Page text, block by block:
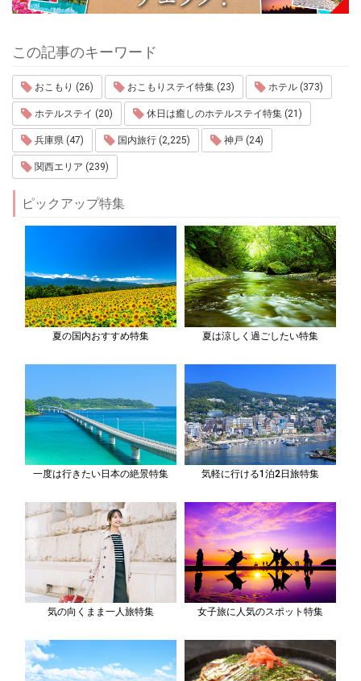
この記事のキーワード
おこもり (26) おこもりステイ特集 (23) ホテル (373)
ホテルステイ (20) 休日は癒しのホテルステイ特集 (21)
兵庫県 (47) 国内旅行 (2,225) 神戸 (24)
関西エリア (239)
ピックアップ特集
夏の国内おすすめ特集 夏は涼しく過ごしたい特集
一度は行きたい日本の絶景特集 気軽に行ける1泊2日旅特集
気の向くまま一人旅特集 女子旅に人気のスポット特集